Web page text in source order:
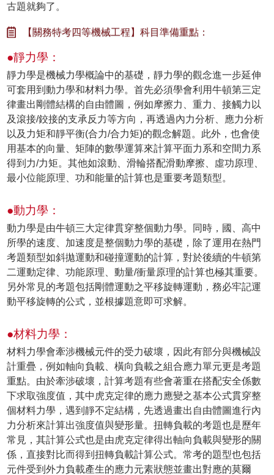
古題就夠了。
【關務特考四等機械工程】科目準備重點：
●靜力學：
靜力學是機械力學概論中的基礎，靜力學的觀念進一步延伸
可套用到動力學和材料力學。首先必須學會利用牛頓第三定
律畫出剛體結構的自由體圖，例如摩擦力、重力、接觸力以
及滾接/鉸接的支承反力等方向，再透過內力分析、應力分析
以及力矩和靜平衡(合力/合力矩)的觀念解題。此外，也會使
用基本的向量、矩陣的數學運算來計算平面力系和空間力系
得到力/力矩。其他如滾動、滑輪搭配滑動摩擦、虛功原理、
最小位能原理、功和能量的計算也是重要考題類型。
●動力學：
動力學是由牛頓三大定律貫穿整個動力學。同時，國、高中
所學的速度、加速度是整個動力學的基礎，除了運用在熱門
考題類型如斜拋運動和碰撞運動的計算，對於後續的牛頓第
二運動定律、功能原理、動量/衝量原理的計算也極其重要。
另外常見的考題包括剛體運動之平移旋轉運動，務必牢記運
動平移旋轉的公式，並根據題意即可求解。
●材料力學：
材料力學會牽涉機械元件的受力破壞，因此有部分與機械設
計重疊，例如軸向負載、橫向負載之組合應力單元更是考題
重點。由於牽涉破壞，計算考題有些會著重在搭配安全係數
下求取強度值，其中虎克定律的應力應變之基本公式貫穿整
個材料力學，遇到靜不定結構，先透過畫出自由體圖進行內
力分析來計算出強度值與變形量。扭轉負載的考題也是歷年
常見，其計算公式也是由虎克定律得出軸向負載與變形的關
係，直接對比而得到扭轉負載計算公式。常考的題型也包括
元件受到外力負載產生的應力元素狀態並畫出對應的莫爾